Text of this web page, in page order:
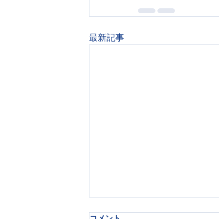
最新記事
療育現場で見えた『リアクシ